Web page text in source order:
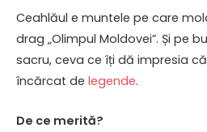
Ceahlăul e muntele pe care
drag „Olimpul Moldovei”. Și pe
sacru, ceva ce îți dă impresia
încărcat de legende.
De ce merită?